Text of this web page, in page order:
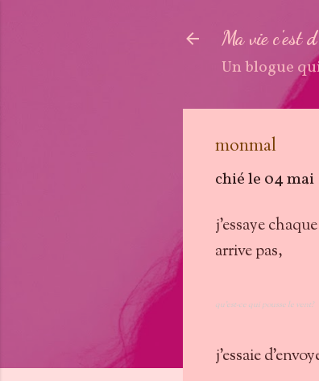
Ma vie c'est
Un blogue
monmal
chié le 04 mai
j'essaye
arrive pas,
qu'est-ce qui pousse le vent?
j'essaie